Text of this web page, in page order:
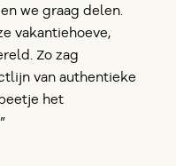
we graag delen.
vakantiehoeve,
Zo zag
van authentieke
het